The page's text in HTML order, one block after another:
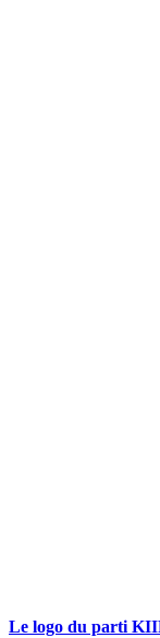
Le logo du parti